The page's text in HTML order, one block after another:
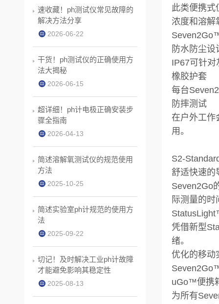
此类便携式
浓度和溶解
防水防尘设
IP67可针
橡胶护套
每台
防摔测试
在户外工作
用。
S2-
舒适快速的
Seven2Go
际测量的时
凭借新型
绪。
优化的移动
uGo™便携
为所有
速收藏！ph测试仪常见故障的
解决方法分享
2026-06-22
干货！ph测试仪的正确使用方
法大揭秘
2026-06-15
超详细！ph计电极正确安装步
骤全指南
2026-04-13
简述溶解氧测试仪的规范使用
方法
2025-10-25
简述实验室ph计规范的使用方
法
2025-09-22
切记！及时解决工业ph计故障
才能避免影响其稳定性
2025-08-13